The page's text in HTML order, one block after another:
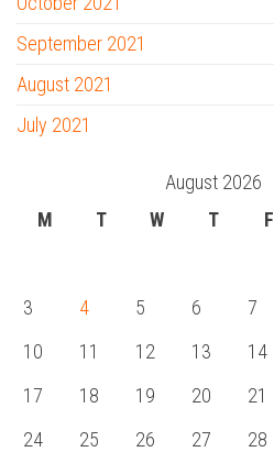
September 2021
August 2021
July 2021
August 2026
M
T W T F
3
4 5 6 7
10
11 12 13 14
17
18 19 20 21
24
25 26 27 28